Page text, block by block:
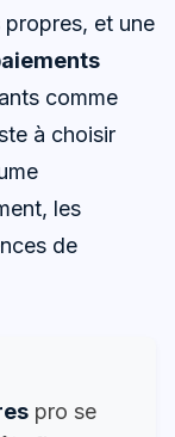
et une
comme
à choisir
les
de
pro se